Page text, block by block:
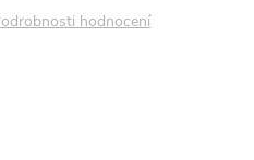
hodnocení